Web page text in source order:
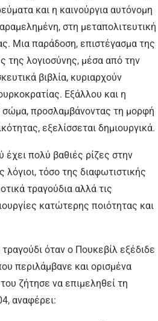
και η καινούργια αυ­τό­νο­μη
στη μεταπολιτευτική
Μια παράδοση, ε­πι­στέ­γα­σμα της
της λογιοσύνης, μέ­σα α­πό την
βιβλία, κυριαρχούν
Εξάλλου και η
προσλαμβάνοντας τη μορ­φή
ε­ξε­λίσ­σε­ται δη­μι­ουρ­γι­κά.
πολύ βαθιές ρίζες στην
τόσο της διαφωτιστικής
τραγούδια αλλά τις
κατώτερης ποιότητας και
όταν ο Πουκεβίλ εξέδιδε
περιλάμβανε και ορισμένα
ζήτησε να επιμεληθεί τη
αναφέρει: